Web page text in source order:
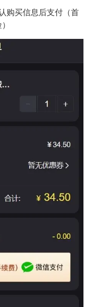
购买信息后支付（首